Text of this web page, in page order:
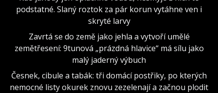
podstatné. Slaný roztok za pár korun vytáhne ven i
skryté larvy
Zavrtá se do země jako jehla a vytvoří umělé
zemětřesení: 9tunová „prázdná hlavice“ má sílu jako
malý jaderný výbuch
Česnek, cibule a tabák: tři domácí postřiky, po kterých
nemocné listy okurek znovu zezelenají a začnou plodit